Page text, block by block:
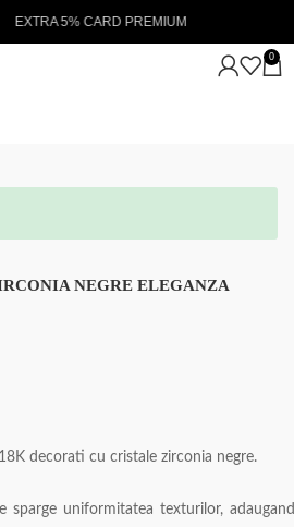
NOUTATI IN STOC 💖
0
NEGRE ELEGANZA
decorati cu cristale zirconia negre.
sparge uniformitatea texturilor,